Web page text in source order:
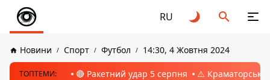
RU
Новини Спорт Футбол 14:30, 4 Жовтня 2024
ТОПТЕМИ: 🔴 Ракетний удар 5 серпня ⚠️ Краматорськ,